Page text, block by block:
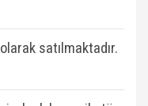
satılmaktadır.